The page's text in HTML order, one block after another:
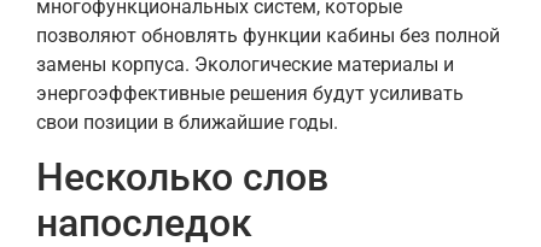
многофункциональных систем, которые
позволяют обновлять функции кабины без полной
замены корпуса. Экологические материалы и
энергоэффективные решения будут усиливать
свои позиции в ближайшие годы.
Несколько слов
напоследок